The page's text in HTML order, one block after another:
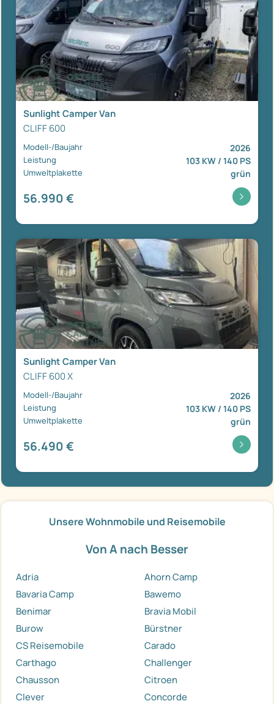
Sunlight Camper Van
CLIFF 600
Modell-/Baujahr 2026
Leistung 103 KW / 140 PS
Umweltplakette grün
56.990 €
Sunlight Camper Van
CLIFF 600 X
Modell-/Baujahr 2026
Leistung 103 KW / 140 PS
Umweltplakette grün
56.490 €
Unsere Wohnmobile und Reisemobile
Von A nach Besser
Adria
Ahorn Camp
Bavaria Camp
Bawemo
Benimar
Bravia Mobil
Burow
Bürstner
CS Reisemobile
Carado
Carthago
Challenger
Chausson
Citroen
Clever
Concorde